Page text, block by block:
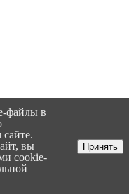
файлы в
вы
cookie-
Принять